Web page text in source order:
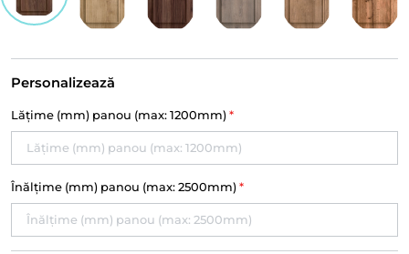
Personalizează
Lățime (mm) panou (max: 1200mm) *
Înălțime (mm) panou (max: 2500mm) *